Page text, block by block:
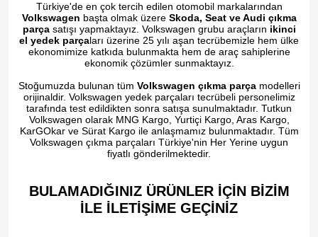
Türkiye'de en çok tercih edilen otomobil markalarından
Volkswagen başta olmak üzere Skoda, Seat ve Audi çıkma
parçasatışı yapmaktayız. Volkswagen grubu araçların ikinci
el yedek parçaları üzerine 25 yılı aşan tecrübemizle hem ülke
ekonomimize katkıda bulunmakta hem de araç sahiplerine
ekonomik çözümler sunmaktayız.
Stoğumuzda bulunan tüm Volkswagen çıkma parçamodelleri
orijinaldir. Volkswagen yedek parçaları tecrübeli personelimiz
tarafında test edildikten sonra satışa sunulmaktadır. Tutkun
Volkswagen olarak MNG Kargo, Yurtiçi Kargo, Aras Kargo,
KarGOkar ve Sürat Kargo ile anlaşmamız bulunmaktadır. Tüm
Volkswagen çıkma parçaları Türkiye'nin Her Yerine uygun
fiyatlı gönderilmektedir.
BULAMADIĞINIZ ÜRÜNLER İÇİN BİZİM
İLE İLETİŞİME GEÇİNİZ​